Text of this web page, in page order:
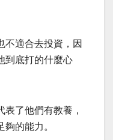
不適合去投資，因
到底打的什麼心
了他們有教養，
的能力。